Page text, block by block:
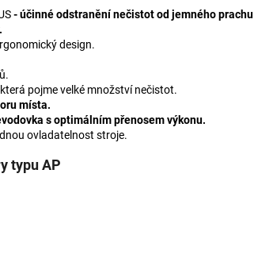
- účinné odstranění nečistot od jemného prachu
design.
pojme velké množství nečistot.
místa.
s optimálním přenosem výkonu.
ovladatelnost stroje.
typu AP